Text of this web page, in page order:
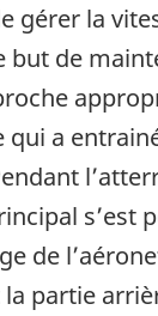
gérer la
but de
qui a
s’est
de
la partie